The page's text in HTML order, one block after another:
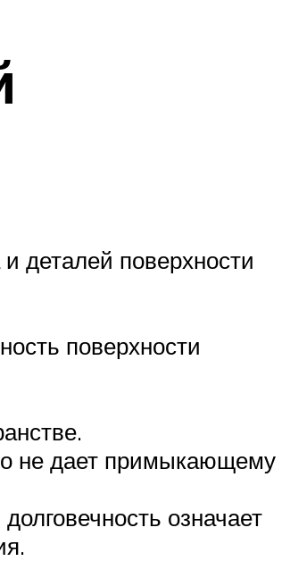
деталей поверхности
поверхности
не дает примыкающему
означает